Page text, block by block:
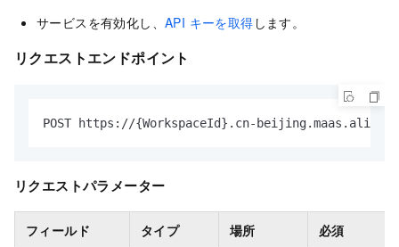
サービスを有効化し、 API キーを取得 します。
リクエストエンドポイント
POST https://{WorkspaceId}.cn-
リクエストパラメーター
フィールド タイプ 場所 必須